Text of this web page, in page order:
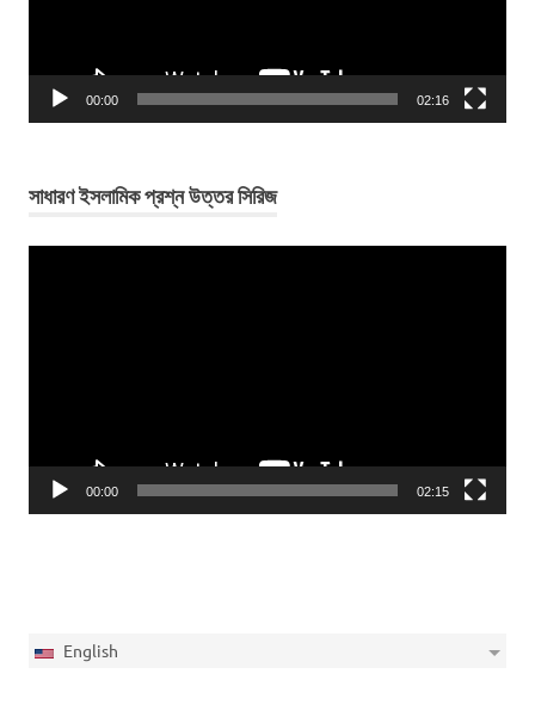
00:00 02:16
সাধারণ ইসলামিক প্রশ্ন উত্তর সিরিজ
00:00 02:15
English